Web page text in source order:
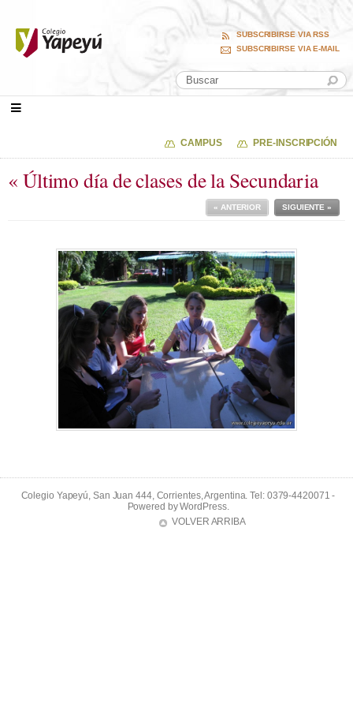
SUBSCRIBIRSE VIA RSS
SUBSCRIBIRSE VIA E-MAIL
CAMPUS PRE-INSCRIPCIÓN
« Último día de clases de la Secundaria
SIGUIENTE »
« ANTERIOR
Colegio Yapeyú, San Juan 444, Corrientes, Argentina. Tel: 0379-4420071 -
Powered byWordPress.
VOLVER ARRIBA